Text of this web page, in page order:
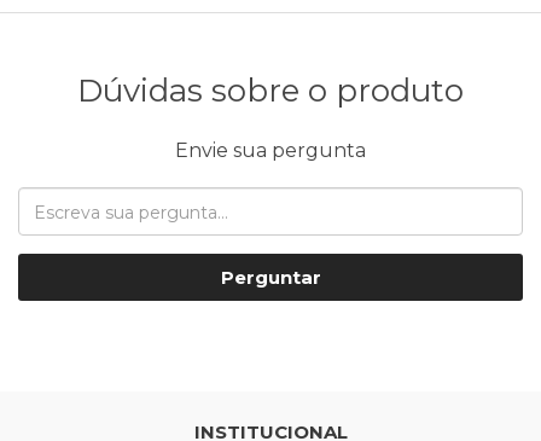
Dúvidas sobre o produto
Envie sua pergunta
Perguntar
INSTITUCIONAL